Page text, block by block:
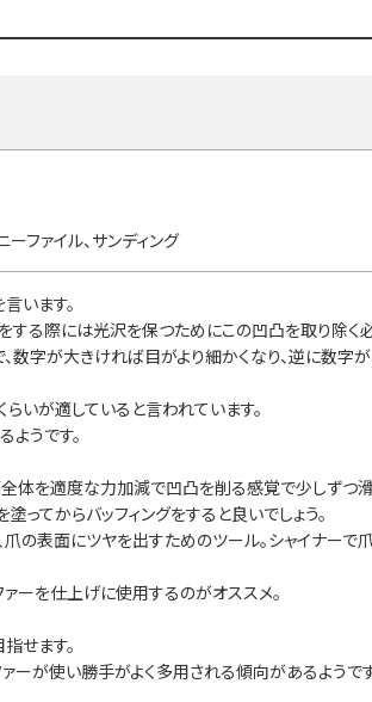
ーファイル、サンディング
います。
る際には光沢を保つためにこの凹凸を取り除く
数字が大きければ目がより細かくなり、逆に数字
いが適していると言われています。
うです。
体を適度な力加減で凹凸を削る感覚で少しずつ滑
ってからバッフィングをすると良いでしょう。
爪の表面にツヤを出すためのツール。シャイナーで
ーを仕上げに使用するのがオススメ。
せます。
ーが使い勝手がよく多用される傾向があるようです